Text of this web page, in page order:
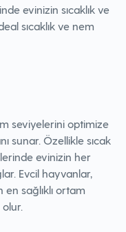
evinizin sıcaklık ve
sıcaklık ve nem
seviyelerini optimize
sunar. Özellikle sıcak
evinizin her
Evcil hayvanlar,
sağlıklı ortam
olur.